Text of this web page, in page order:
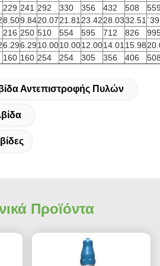
229 241 292 330 356 432 508
8.509.8420.0721.81 23.4228.0332.51
216 250 510 554 595 712 826
6.296.2910.0010.0012.0014.01 15.98
160 160 254 254 305 356 406
Αντεπιστροφής Πυλών
Προϊόντα